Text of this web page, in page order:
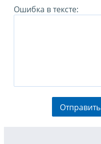
Ошибка в тексте:
Отправить